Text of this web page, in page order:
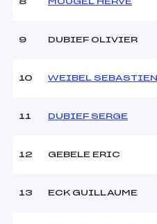
8 MOUGEL HERVE
9 DUBIEF OLIVIER
10 WEIBEL SEBASTIEN
11 DUBIEF SERGE
12 GEBELE ERIC
13 ECK GUILLAUME